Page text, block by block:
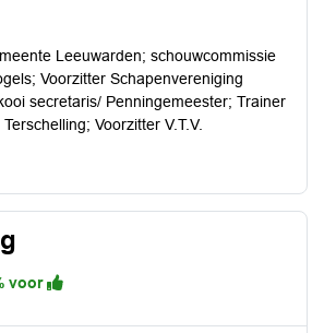
Leeuwarden; schouwcommissie
Voorzitter Schapenvereniging
secretaris/ Penningemeester; Trainer
Voorzitter V.T.V.
voor